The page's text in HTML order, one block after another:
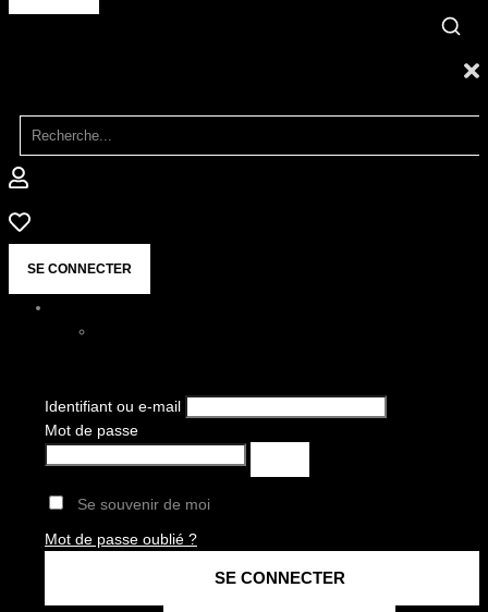
SE CONNECTER
Identifiant ou e-mail
Mot de passe
Se souvenir de moi
Mot de passe oublié ?